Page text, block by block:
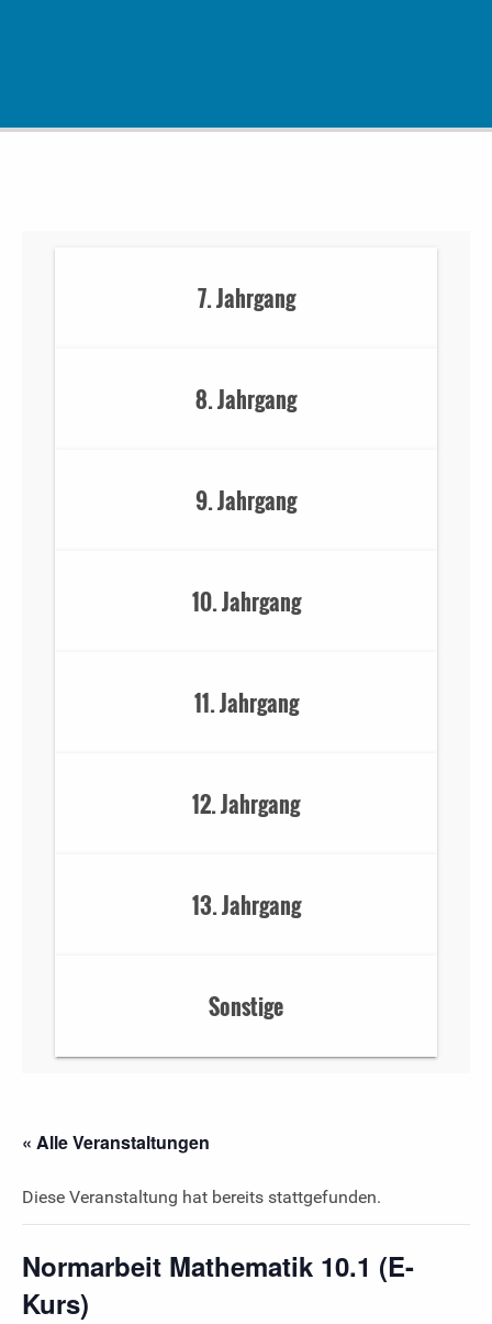
7. Jahrgang
8. Jahrgang
9. Jahrgang
10. Jahrgang
11. Jahrgang
12. Jahrgang
13. Jahrgang
Sonstige
« Alle Veranstaltungen
Diese Veranstaltung hat bereits stattgefunden.
Normarbeit Mathematik 10.1 (E-
Kurs)